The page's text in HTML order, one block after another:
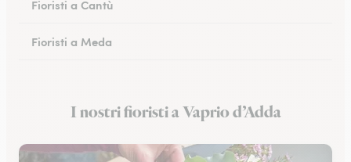
Fioristi a Cantù
Fioristi a Meda
Fioristi a Monza
I nostri fioristi a Vaprio d’Adda